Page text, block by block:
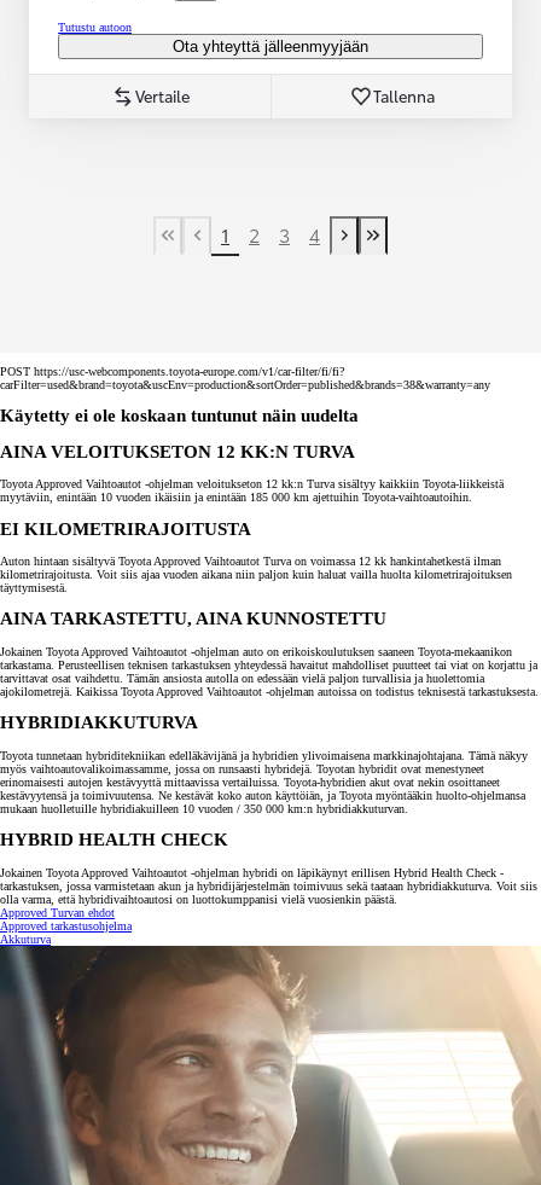
Tutustu autoon
Ota yhteyttä jälleenmyyjään
Vertaile Tallenna
First Page
Previous page
1 2 3 4
Next page
Last Page
POST https://usc-webcomponents.toyota-europe.com/v1/car-filter/fi/fi?
carFilter=used&brand=toyota&uscEnv=production&sortOrder=published&brands=38&warranty=any
Käytetty ei ole koskaan tuntunut näin uudelta
AINA VELOITUKSETON 12 KK:N TURVA
Toyota Approved Vaihtoautot -ohjelman veloitukseton 12 kk:n Turva sisältyy kaikkiin Toyota-liikkeistä
myytäviin, enintään 10 vuoden ikäisiin ja enintään 185 000 km ajettuihin Toyota-vaihtoautoihin.
EI KILOMETRIRAJOITUSTA
Auton hintaan sisältyvä Toyota Approved Vaihtoautot Turva on voimassa 12 kk hankintahetkestä ilman
kilometrirajoitusta. Voit siis ajaa vuoden aikana niin paljon kuin haluat vailla huolta kilometrirajoituksen
täyttymisestä.
AINA TARKASTETTU, AINA KUNNOSTETTU
Jokainen Toyota Approved Vaihtoautot -ohjelman auto on erikoiskoulutuksen saaneen Toyota-mekaanikon
tarkastama. Perusteellisen teknisen tarkastuksen yhteydessä havaitut mahdolliset puutteet tai viat on korjattu ja
tarvittavat osat vaihdettu. Tämän ansiosta autolla on edessään vielä paljon turvallisia ja huolettomia
ajokilometrejä. Kaikissa Toyota Approved Vaihtoautot -ohjelman autoissa on todistus teknisestä tarkastuksesta.
HYBRIDIAKKUTURVA
Toyota tunnetaan hybriditekniikan edelläkävijänä ja hybridien ylivoimaisena markkinajohtajana. Tämä näkyy
myös vaihtoautovalikoimassamme, jossa on runsaasti hybridejä. Toyotan hybridit ovat menestyneet
erinomaisesti autojen kestävyyttä mittaavissa vertailuissa. Toyota-hybridien akut ovat nekin osoittaneet
kestävyytensä ja toimivuutensa. Ne kestävät koko auton käyttöiän, ja Toyota myöntääkin huolto-ohjelmansa
mukaan huolletuille hybridiakuilleen 10 vuoden / 350 000 km:n hybridiakkuturvan.
HYBRID HEALTH CHECK
Jokainen Toyota Approved Vaihtoautot -ohjelman hybridi on läpikäynyt erillisen Hybrid Health Check -
tarkastuksen, jossa varmistetaan akun ja hybridijärjestelmän toimivuus sekä taataan hybridiakkuturva. Voit siis
olla varma, että hybridivaihtoautosi on luottokumppanisi vielä vuosienkin päästä.
Approved Turvan ehdot
Approved tarkastusohjelma
Akkuturva